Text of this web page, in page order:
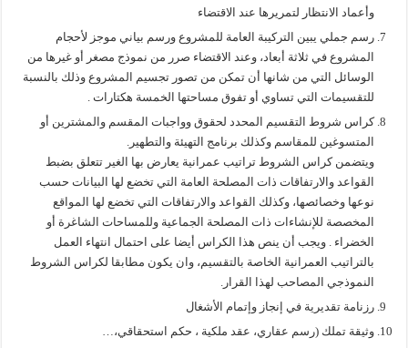
وأعماد الانتظار لتمريرها عند الاقتضاء
رسم جملي يبين التركيبة العامة للمشروع ورسم بياني موجز لأحجام
المشروع في ثلاثة أبعاد، وعند الاقتضاء صرر من نموذج مصغر أو غيرها من
الوسائل التي من شانها أن تمكن من تصور تجسيم المشروع وذلك بالنسبة
للتقسيمات التي تساوي أو تفوق مساحتها الخمسة هكتارات .
كراس شروط التقسيم المحدد لحقوق وواجبات المقسم والمشترين أو
المتسوغين للمقاسم وكذلك برنامج التهيئة والتطهير.
ويتضمن كراس الشروط تراتيب عمرانية يعارض بها الغير تتعلق بضبط
القواعد والارتفاقات ذات المصلحة العامة التي تخضع لها البيانات حسب
نوعها وخصائصها، وكذلك القواعد والارتفاقات التي تخضع لها المواقع
المخصصة للإنشاءات ذات المصلحة الجماعية وللمساحات الشاغرة أو
الخضراء . ويجب أن ينص هذا الكراس أيضا على احتمال انتهاء العمل
بالتراتيب العمرانية الخاصة بالتقسيم، وان يكون مطابقا لكراس الشروط
النموذجي المصاحب لهذا القرار.
رزنامة تقديرية في إنجاز وإتمام الأشغال
وثيقة تملك (رسم عقاري، عقد ملكية ، حكم استحقاقي،…